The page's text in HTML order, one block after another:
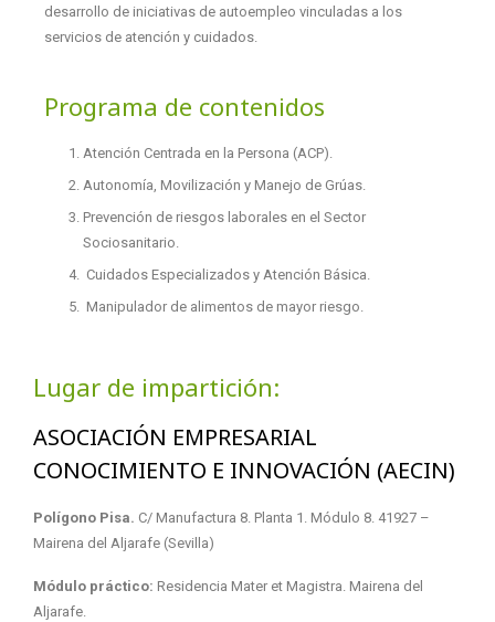
desarrollo de iniciativas de autoempleo vinculadas a los
servicios de atención y cuidados.
Programa de contenidos
Atención Centrada en la Persona (ACP).
Autonomía, Movilización y Manejo de Grúas.
Prevención de riesgos laborales en el Sector
Sociosanitario.
Cuidados Especializados y Atención Básica.
Manipulador de alimentos de mayor riesgo.
Lugar de impartición:
ASOCIACIÓN EMPRESARIAL
CONOCIMIENTO E INNOVACIÓN (AECIN)
Polígono Pisa. C/ Manufactura 8. Planta 1. Módulo 8. 41927 –
Mairena del Aljarafe (Sevilla)
Módulo práctico: Residencia Mater et Magistra. Mairena del
Aljarafe.